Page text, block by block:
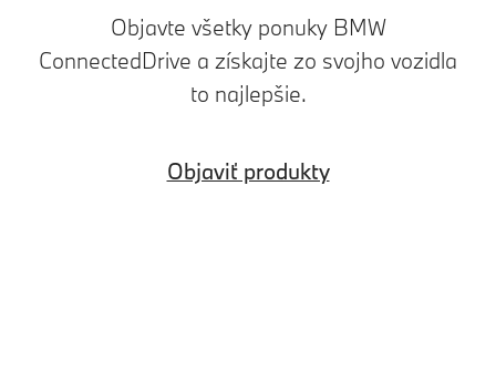
Objavte všetky ponuky BMW
ConnectedDrive a získajte zo svojho vozidla
to najlepšie.
Objaviť produkty